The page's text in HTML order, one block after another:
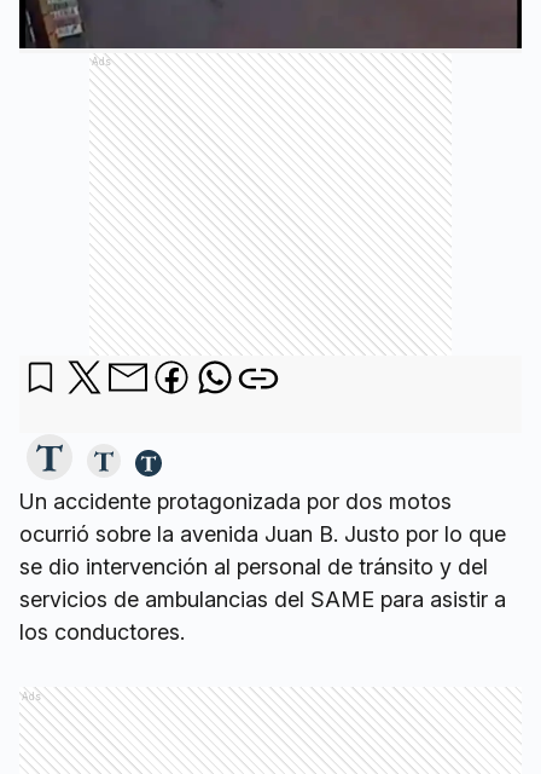
Ads
Un accidente protagonizada por dos motos
ocurrió sobre la avenida Juan B. Justo por lo que
se dio intervención al personal de tránsito y del
servicios de ambulancias del SAME para asistir a
los conductores.
Ads